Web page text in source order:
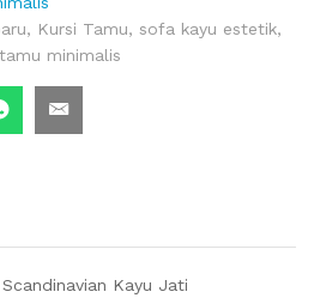
, Kursi Tamu, sofa kayu estetik,
minimalis
Kayu Jati